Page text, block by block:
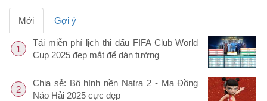
Mới Gợi ý
1
Tải miễn phí lịch thi đấu FIFA Club World
Cup 2025 đẹp mắt để dán tường
2
Chia sẻ: Bộ hình nền Natra 2 - Ma Đồng
Náo Hải 2025 cực đẹp